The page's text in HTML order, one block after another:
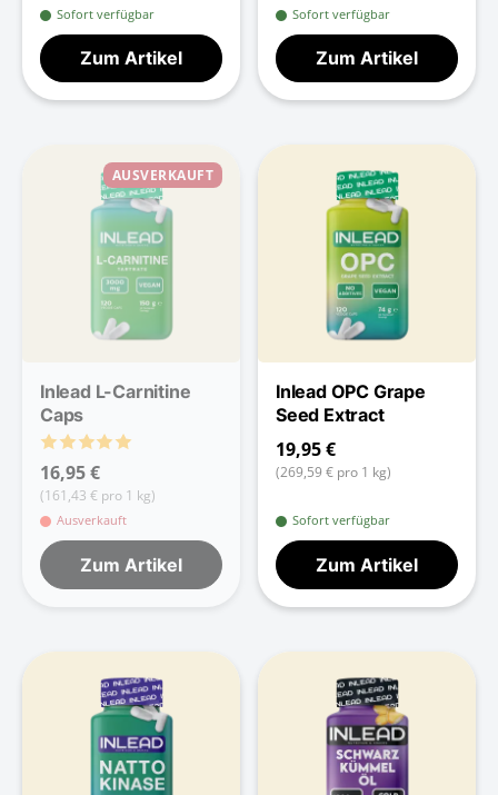
Sofort verfügbar
Zum Artikel
Sofort verfügbar
Zum Artikel
AUSVERKAUFT
Inlead L-Carnitine
Caps
16,95 €
(161,43 € pro 1 kg)
Ausverkauft
Zum Artikel
Inlead OPC Grape
Seed Extract
19,95 €
(269,59 € pro 1 kg)
Sofort verfügbar
Zum Artikel